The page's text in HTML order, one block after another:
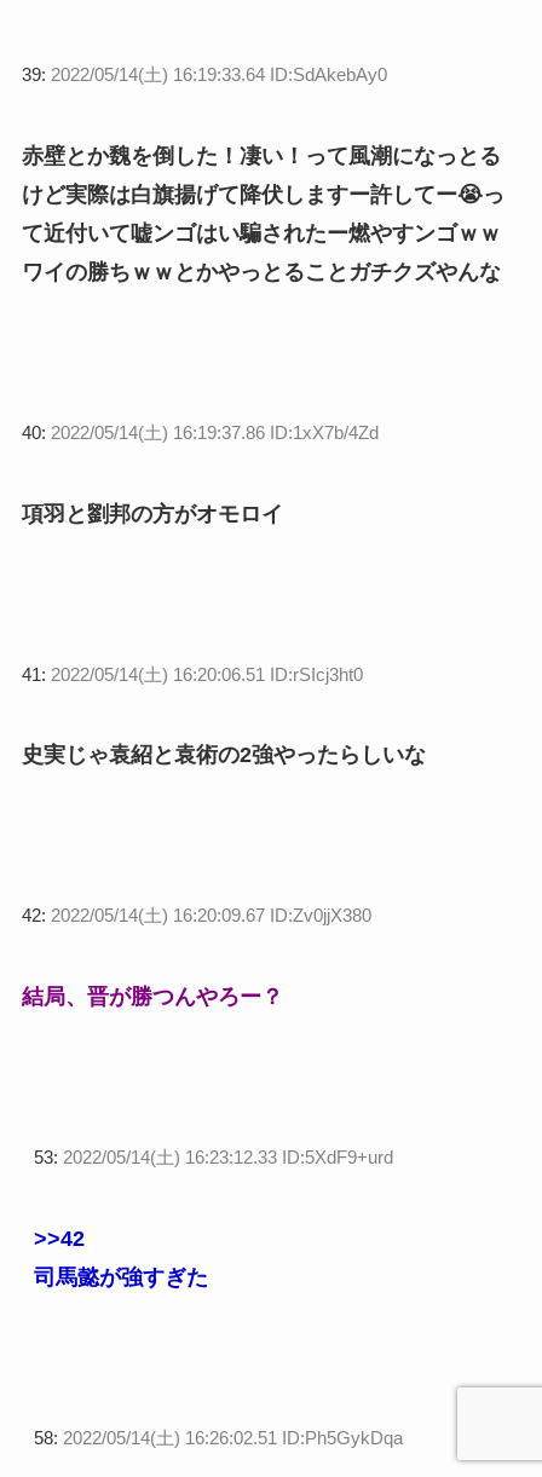
39: 2022/05/14(土) 16:19:33.64 ID:SdAkebAy0
赤壁とか魏を倒した！凄い！って風潮になっとる
けど実際は白旗揚げて降伏しますー許してー😭っ
て近付いて嘘ンゴはい騙されたー燃やすンゴｗｗ
ワイの勝ちｗｗとかやっとることガチクズやんな
40: 2022/05/14(土) 16:19:37.86 ID:1xX7b/4Zd
項羽と劉邦の方がオモロイ
41: 2022/05/14(土) 16:20:06.51 ID:rSIcj3ht0
史実じゃ袁紹と袁術の2強やったらしいな
42: 2022/05/14(土) 16:20:09.67 ID:Zv0jjX380
結局、晋が勝つんやろー？
53: 2022/05/14(土) 16:23:12.33 ID:5XdF9+urd
>>42
司馬懿が強すぎた
58: 2022/05/14(土) 16:26:02.51 ID:Ph5GykDqa